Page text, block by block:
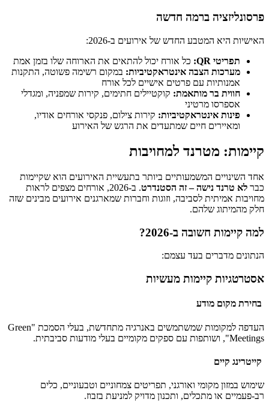
פרסונליזציה ברמה חדשה
האישיות היא המטבע החדש של אירועים ב-2026:
תפריטי QR:
כל אורח יכול להתאים את הארוחה שלו בזמן אמת
מערכות הצבה אינטראקטיביות: במקום רשימה פשוטה, התקנות
אמנותיות עם פרטים אישיים לכל אורח
חווית בר מותאמת: קוקטיילים חתימים, קירות שמפניה, ומגדלי
אספרסו מרטיני
פינות אינטראקטיביות: קירות צילום, פנקסי אורחים אודיו,
ומאיירים חיים שמתעדים את הרגש של האירוע
קיימות: מטרנד למחויבות
אחד השינויים המשמעותיים ביותר בתעשיית האירועים הוא שקיימות
כבר לא טרנד נישה – זה הסטנדרט
. ב-2026, אורחים מצפים לראות
מחויבות אמיתית לסביבה, וזוגות וחברות שמארגנים אירועים מבינים שזה
חלק מהמיתוג שלהם.
למה קיימות חשובה ב-2026?
הנתונים מדברים בעד עצמם:
אסטרטגיות קיימות מעשיות
בחירת מקום מודע
העדפה למקומות שמשתמשים באנרגיה מתחדשת, בעלי הסמכת "Green
Meetings", ושותפות עם ספקים מקומיים בעלי מודעות סביבתית.
קייטרינג קיים
שימוש במזון מקומי ואורגני, תפריטים צמחוניים וטבעוניים, כלים
רב-פעמיים או מתכלים, ותכנון מדויק למניעת בזבוז.